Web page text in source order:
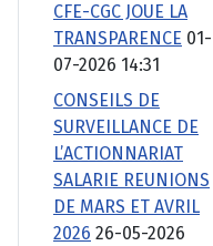
CFE-CGC JOUE LA
TRANSPARENCE 01-
07-2026 14:31
CONSEILS DE
SURVEILLANCE DE
L’ACTIONNARIAT
SALARIE REUNIONS
DE MARS ET AVRIL
2026 26-05-2026